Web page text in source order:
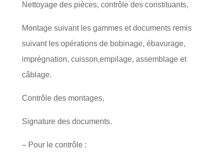
Nettoyage des pièces, contrôle des constituants,
Montage suivant les gammes et documents remis
suivant les opérations de bobinage, ébavurage,
imprégnation, cuisson,empilage, assemblage et
câblage.
Contrôle des montages,
Signature des documents.
– Pour le contrôle :